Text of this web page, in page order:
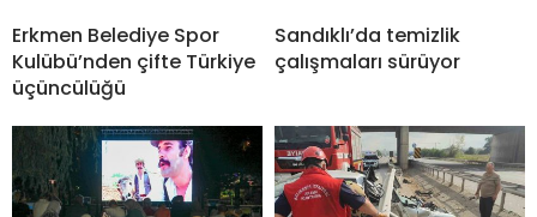
Erkmen Belediye Spor
Kulübü’nden çifte Türkiye
üçüncülüğü
Sandıklı’da temizlik
çalışmaları sürüyor